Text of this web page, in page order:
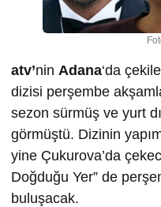
atv’nin Adana‘da
dizisi perşembe
sezon sürmüş ve yurt
görmüştü. Dizinin
yine Çukurova’da
Doğduğu Yer” de
buluşacak.